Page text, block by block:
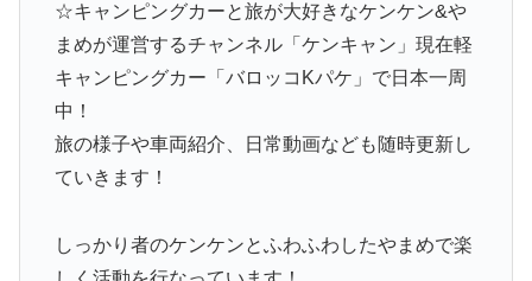
☆キャンピングカーと旅が大好きなケンケン&や
まめが運営するチャンネル「ケンキャン」現在軽
キャンピングカー「バロッコKパケ」で日本一周
中！
旅の様子や車両紹介、日常動画なども随時更新し
ていきます！
しっかり者のケンケンとふわふわしたやまめで楽